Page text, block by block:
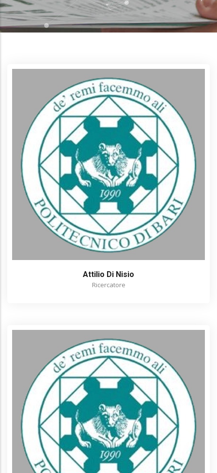
Attilio Di Nisio
Ricercatore